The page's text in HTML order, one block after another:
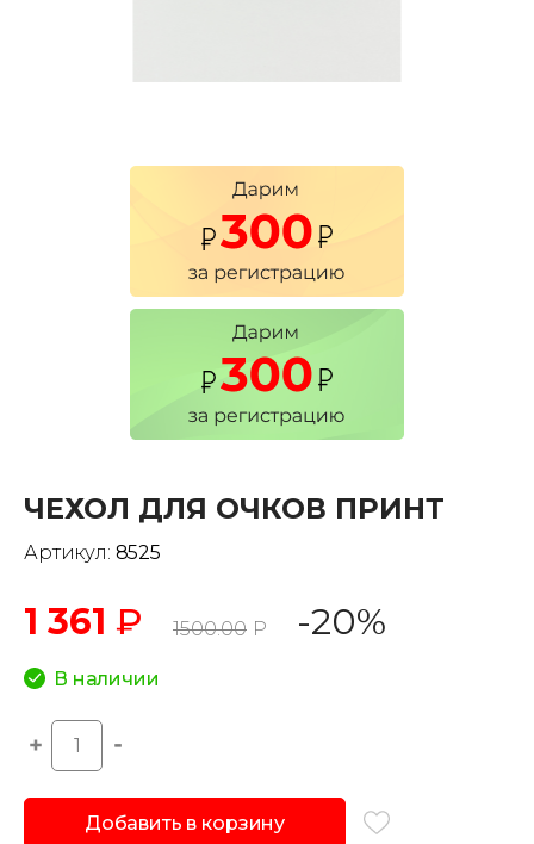
ЧЕХОЛ ДЛЯ ОЧКОВ ПРИНТ
Артикул: 8525
1 361 ₽ 1500.00 Р -20%
В наличии
Добавить в корзину